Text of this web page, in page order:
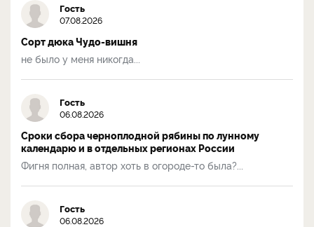
Гость
07.08.2026
Сорт дюка Чудо-вишня
не было у меня никогда...
Гость
06.08.2026
Сроки сбора черноплодной рябины по лунному
календарю и в отдельных регионах России
Фигня полная, автор хоть в огороде-то была?...
Гость
06.08.2026